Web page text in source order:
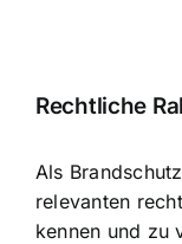
Rechtliche
Als
relevanten
kennen und zu